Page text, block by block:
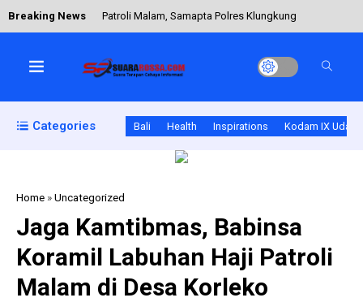
Breaking News Patroli Malam, Samapta Polres Klungkung
Babinsa dan Warga Ileboli Kompak Wujudkan
Lingkungan Bersih
Materi Difokuskan Pada Sikap Dasar
Sertu Ejiman Laksanakan Pendampingan
Categories Bali Health Inspirations Kodam IX
Home »Uncategorized
‎Jaga Kamtibmas, Babinsa
Koramil Labuhan Haji Patroli
Malam di Desa Korleko